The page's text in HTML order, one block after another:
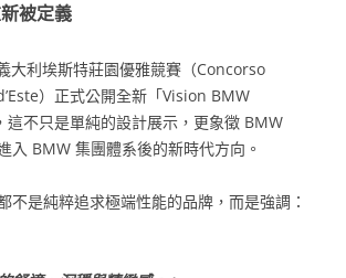
被定義
大利埃斯特莊園優雅競賽（Concorso
）正式公開全新「Vision BMW
這不只是單純的設計展示，更象徵 BMW
入 BMW 集團體系後的新時代方向。
不是純粹追求極端性能的品牌，而是強調：